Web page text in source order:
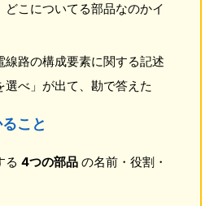
どこについてる部品なのかイ
線路の構成要素に関する記述
選べ」が出て、勘で答えた
こと
る 4つの部品 の名前・役割・